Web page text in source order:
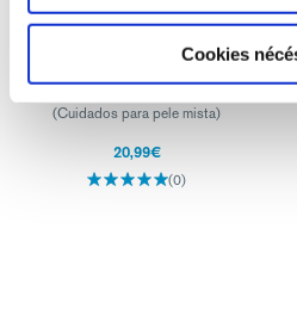
Cookies
HYSÉAC - HYDRA CREME
(Cuidados para pele mista)
20,99€
(0)